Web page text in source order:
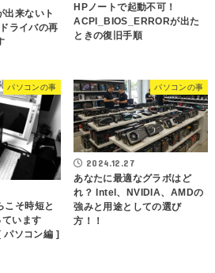
出来ないト
ライバの再
HPノートで起動不可！
ACPI_BIOS_ERRORが出た
ときの復旧手順
パソコンの事
こそ時短と
います
パソコン編 ]
パソコンの事
2024.12.27
あなたに最適なグラボはど
れ？ Intel、NVIDIA、AMDの
強みと用途としての選び
方！！